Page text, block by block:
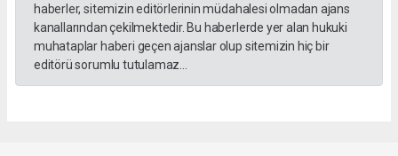
haberler, sitemizin editörlerinin müdahalesi olmadan ajans
kanallarından çekilmektedir. Bu haberlerde yer alan hukuki
muhataplar haberi geçen ajanslar olup sitemizin hiç bir
editörü sorumlu tutulamaz...